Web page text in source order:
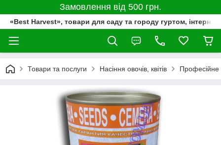
Замовлення від 500 грн.
«Best Harvest», товари для саду та городу гуртом,
Товари та послуги Насіння овочів, квітів Професійне